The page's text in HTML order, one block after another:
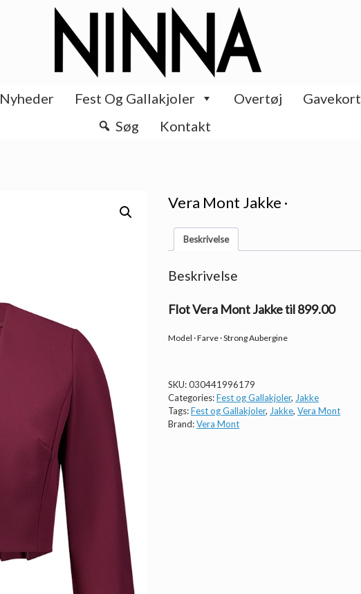
Nyheder Fest Og Gallakjoler Overtøj Gavekort
Søg
Kontakt
Vera Mont Jakke ·
Beskrivelse
Beskrivelse
Flot Vera Mont Jakke til 899.00
Model · Farve · Strong Aubergine
SKU:030441996179
Categories:Fest og Gallakjoler, Jakke
Tags:Fest og Gallakjoler, Jakke, Vera Mont
Brand:Vera Mont